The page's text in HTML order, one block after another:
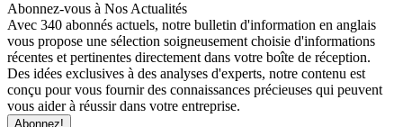
Abonnez-vous à Nos Actualités
Avec 340 abonnés actuels, notre bulletin d'information en anglais
vous propose une sélection soigneusement choisie d'informations
récentes et pertinentes directement dans votre boîte de réception.
Des idées exclusives à des analyses d'experts, notre contenu est
conçu pour vous fournir des connaissances précieuses qui peuvent
vous aider à réussir dans votre entreprise.